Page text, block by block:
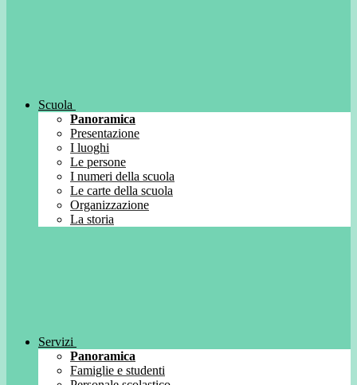
Scuola
Panoramica
Presentazione
I luoghi
Le persone
I numeri della scuola
Le carte della scuola
Organizzazione
La storia
Servizi
Panoramica
Famiglie e studenti